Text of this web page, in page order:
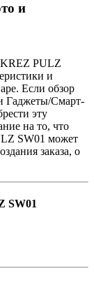
и
KREZ PULZ
и
Если обзор
Гаджеты/Смарт-
эту
на то, что
SW01 может
заказа, о
SW01